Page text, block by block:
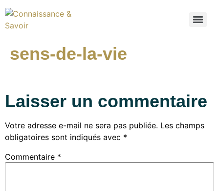
sens-de-la-vie
Laisser un commentaire
Votre adresse e-mail ne sera pas publiée. Les champs
obligatoires sont indiqués avec *
Commentaire *